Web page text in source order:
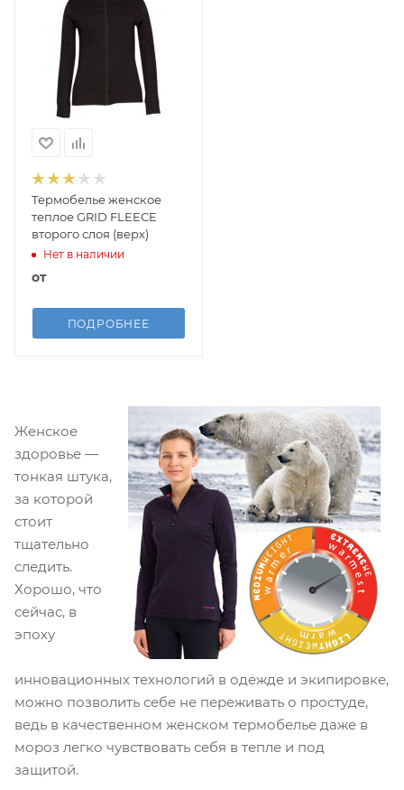
Термобелье женское
теплое GRID FLEECE
второго слоя (верх)
Нет в наличии
от
ПОДРОБНЕЕ
Женское
здоровье —
тонкая штука,
за которой
стоит
тщательно
следить.
Хорошо, что
сейчас, в
эпоху
инновационных технологий в одежде и экипировке,
можно позволить себе не переживать о простуде,
ведь в качественном женском термобелье даже в
мороз легко чувствовать себя в тепле и под
защитой.